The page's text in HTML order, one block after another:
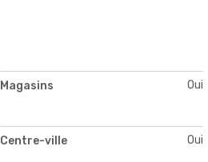
Magasins Oui
Centre-ville Oui